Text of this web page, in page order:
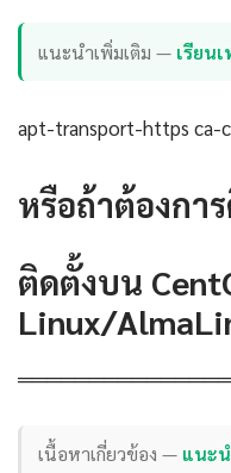
แนะนำเพิ่มเติม — เรียน
apt-transport-https ca-
หรือถ้าต้องกา
ติดตั้งบน
Linux/
เนื้อหาเกี่ยวข้อง — แนะ